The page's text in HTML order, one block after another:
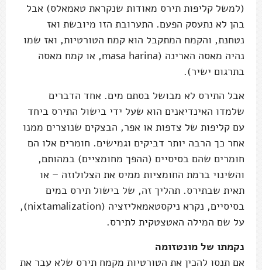
(למשל קליפות תירס מאודות שנקראת טאמאלס) אבל
בהן לא נתעסק הפעם. התערובת הזו מיובשת ואז
נטחנת, והקמח המתקבל הוא קמח הטורטיות, ואז שמו
נהיה מאסה הארינה (masa harina, או קמח מאסה
בתרגום ישיר).
אבל התירס לא מבושל בסתם מים. אחד הדברים
שלמדו האינדיאנים הוא שעל ידי בישול התירס ביחד
עם קליפות של צדפות או אפר, הבצקים שנוצרים ממנו
אחר כך הרבה יותר דביקים וגמישים. חומרים אלו הם
חומרים שהם בסיסיים (ההפך מחומציים) במהותם,
והשינוי ברמת החומציות ממיס את הצלולוזה – או
תאית שבתירס. תהליך זה, של בישול תירס במים
בסיסיים, נקרא ניקסטאמאליזציה (nixtamalization),
על שם המילה האטצטקית לתירס.
נקמתו של מונטזומה
אם תנסו להכין את הטורטיות מקמח תירס שלא עבר את